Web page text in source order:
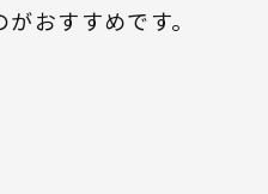
おすすめです。